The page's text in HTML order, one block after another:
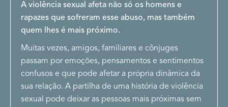
A violência sexual afeta não só os homens e
rapazes que sofreram esse abuso, mas também
quem lhes é mais próximo.
Muitas vezes, amigos, familiares e cônjuges
passam por emoções, pensamentos e sentimentos
confusos e que pode afetar a própria dinâmica da
sua relação. A partilha de uma história de violência
sexual pode deixar as pessoas mais próximas sem